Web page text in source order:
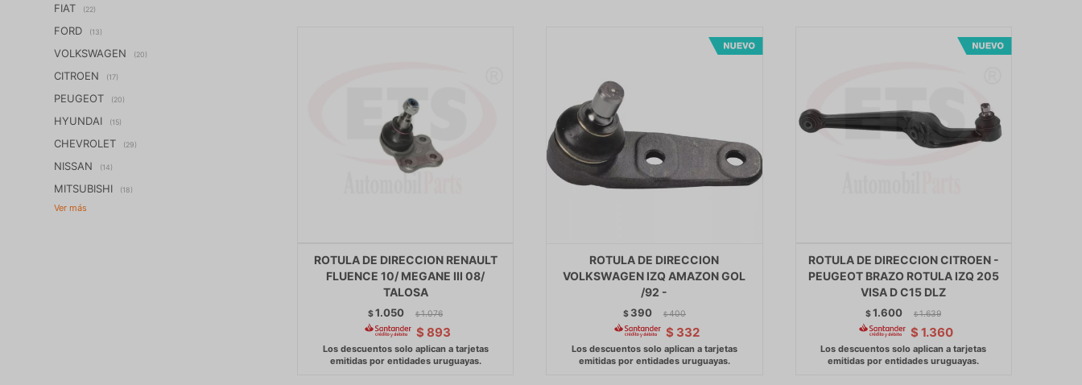
ROTULA DE DIRECCION RENAULT
FLUENCE 10/ MEGANE III 08/
TALOSA
$1.050 $ 1.076
$ 893
ROTULA DE DIRECCION
VOLKSWAGEN IZQ AMAZON GOL
/92 -
$ 390 $ 400
$ 332
ROTULA DE DIRECCION CITROEN -
PEUGEOT BRAZO ROTULA IZQ 205
VISA D C15 DLZ
$1.600 $ 1.639
$ 1.360
FIAT (22)
FORD (13)
VOLKSWAGEN (20)
CITROEN (17)
PEUGEOT (20)
HYUNDAI (15)
CHEVROLET (29)
NISSAN (14)
MITSUBISHI (18)